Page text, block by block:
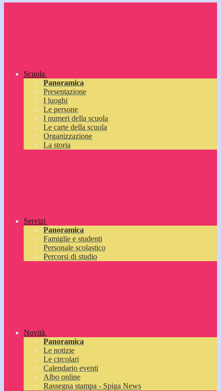
Scuola
Panoramica
Presentazione
I luoghi
Le persone
I numeri della scuola
Le carte della scuola
Organizzazione
La storia
Servizi
Panoramica
Famiglie e studenti
Personale scolastico
Percorsi di studio
Novità
Panoramica
Le notizie
Le circolari
Calendario eventi
Albo online
Rassegna stampa - Spiga News